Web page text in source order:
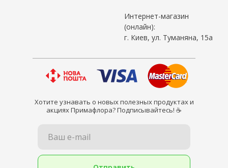
Интернет-магазин
(онлайн):
г. Киев, ул. Туманяна, 15а
Хотите узнавать о новых полезных продуктах и
акциях Примафлора? Подписывайтесь! ☕
Ваш e-mail